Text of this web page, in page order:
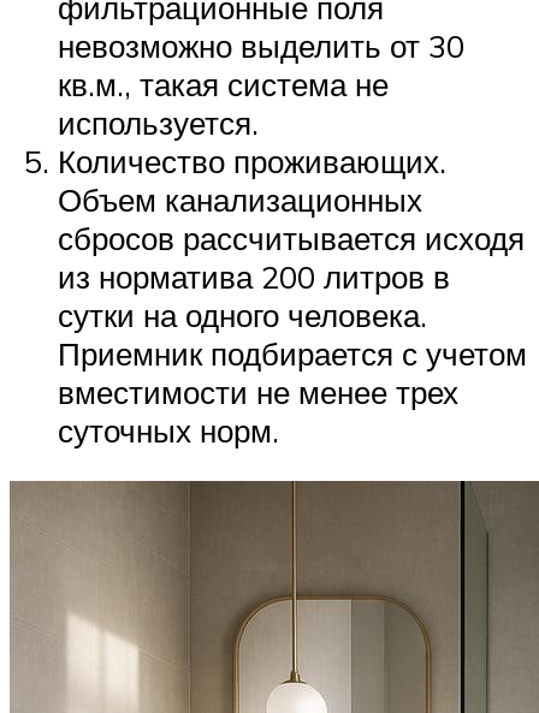
невозможно выделить от 30
кв.м., такая система не
используется.
Количество проживающих.
Объем канализационных
сбросов рассчитывается исходя
из норматива 200 литров в
сутки на одного человека.
Приемник подбирается с учетом
вместимости не менее трех
суточных норм.